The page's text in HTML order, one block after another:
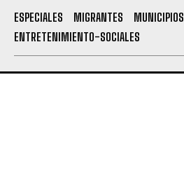
ESPECIALES MIGRANTES MUNICIPIOS
ENTRETENIMIENTO-SOCIALES